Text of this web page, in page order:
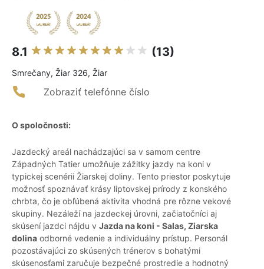
8.1 (13)
Smrečany, Žiar 326, Žiar
Zobraziť telefónne číslo
O spoločnosti:
Jazdecký areál nachádzajúci sa v samom centre
Západných Tatier umožňuje zážitky jazdy na koni v
typickej scenérii Žiarskej doliny. Tento priestor poskytuje
možnosť spoznávať krásy liptovskej prírody z konského
chrbta, čo je obľúbená aktivita vhodná pre rôzne vekové
skupiny. Nezáleží na jazdeckej úrovni, začiatočníci aj
skúsení jazdci nájdu v Jazda na koni - Salas, Ziarska
dolina odborné vedenie a individuálny prístup. Personál
pozostávajúci zo skúsených trénerov s bohatými
skúsenosťami zaručuje bezpečné prostredie a hodnotný